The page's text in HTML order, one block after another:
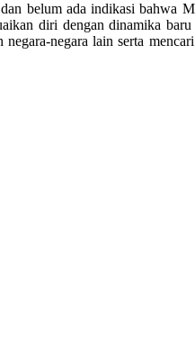
belum ada indikasi bahwa
diri dengan dinamika
negara lain serta